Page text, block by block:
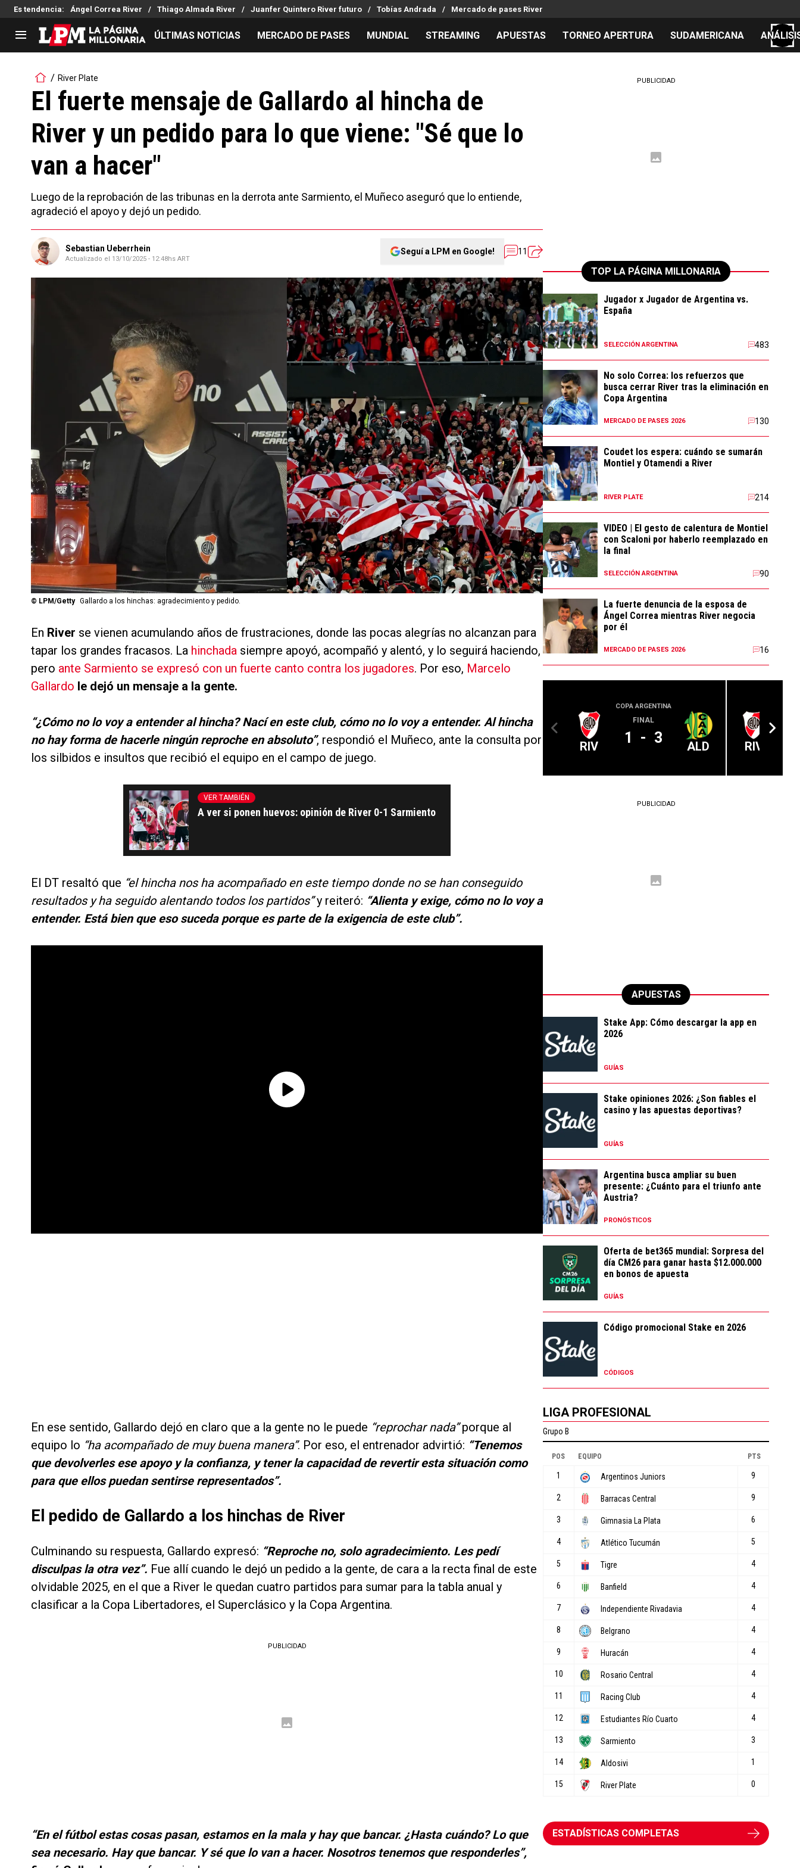
Es tendencia: Ángel Correa River Thiago Almada River Juanfer Quintero River futuro Tobías Andrada Mercado de pases River
LIGA PROFESIONAL
Noticias
Tabla de posiciones
Fixture
Reserva
Copa Sudamericana
Copa Argentina
Selección Argentina
Mercado de Pases
Análisis tácticos
Juanfer Quintero
Chacho Coudet
Streaming
Los goles de River
Códigos
Pronósticos
ÚLTIMAS NOTICIAS MERCADO DE PASES MUNDIAL STREAMING APUESTAS TORNEO APERTURA SUDAMERICANA
River Plate
El fuerte mensaje de Gallardo al hincha de
River y un pedido para lo que viene: "Sé que lo
van a hacer"
Luego de la reprobación de las tribunas en la derrota ante Sarmiento, el Muñeco aseguró que lo entiende,
agradeció el apoyo y dejó un pedido.
Sebastian Ueberrhein
Actualizado el 13/10/2025 - 12:48hs ART
Seguí a LPM en Google! 11
© LPM/Getty Gallardo a los hinchas: agradecimiento y pedido.
En River se vienen acumulando años de frustraciones, donde las pocas alegrías no alcanzan para
tapar los grandes fracasos. La hinchada siempre apoyó, acompañó y alentó, y lo seguirá haciendo,
pero ante Sarmiento se expresó con un fuerte canto contra los jugadores. Por eso, Marcelo
Gallardo le dejó un mensaje a la gente.
“¿Cómo no lo voy a entender al hincha? Nací en este club, cómo no lo voy a entender. Al hincha
no hay forma de hacerle ningún reproche en absoluto”, respondió el Muñeco, ante la consulta por
los silbidos e insultos que recibió el equipo en el campo de juego.
VER TAMBIÉN
A ver si ponen huevos: opinión de River 0-1 Sarmiento
El DT resaltó que “el hincha nos ha acompañado en este tiempo donde no se han conseguido
resultados y ha seguido alentando todos los partidos”y reiteró: “Alienta y exige, cómo no lo voy a
entender. Está bien que eso suceda porque es parte de la exigencia de este club”.
En ese sentido, Gallardo dejó en claro que a la gente no le puede “reprochar nada”porque al
equipo lo “ha acompañado de muy buena manera”. Por eso, el entrenador advirtió: “Tenemos
que devolverles ese apoyo y la confianza, y tener la capacidad de revertir esta situación como
para que ellos puedan sentirse representados”.
El pedido de Gallardo a los hinchas de River
Culminando su respuesta, Gallardo expresó: “Reproche no, solo agradecimiento. Les pedí
disculpas la otra vez”. Fue allí cuando le dejó un pedido a la gente, de cara a la recta final de este
olvidable 2025, en el que a River le quedan cuatro partidos para sumar para la tabla anual y
clasificar a la Copa Libertadores, el Superclásico y la Copa Argentina.
PUBLICIDAD
“En el fútbol estas cosas pasan, estamos en la mala y hay que bancar. ¿Hasta cuándo? Lo que
sea necesario. Hay que bancar. Y sé que lo van a hacer. Nosotros tenemos que responderles”,
PUBLICIDAD
TOP LA PÁGINA MILLONARIA
Jugador x Jugador de Argentina vs.
España
SELECCIÓN ARGENTINA 483
No solo Correa: los refuerzos que
busca cerrar River tras la eliminación en
Copa Argentina
MERCADO DE PASES 2026 130
Coudet los espera: cuándo se sumarán
Montiel y Otamendi a River
RIVER PLATE 214
VIDEO | El gesto de calentura de Montiel
con Scaloni por haberlo reemplazado en
la final
SELECCIÓN ARGENTINA 90
La fuerte denuncia de la esposa de
Ángel Correa mientras River negocia
por él
MERCADO DE PASES 2026 16
COPA ARGENTINA
RIV
FINAL
1 - 3 ALD RIV
PUBLICIDAD
APUESTAS
Stake App: Cómo descargar la app en
2026
GUÍAS
Stake opiniones 2026: ¿Son fiables el
casino y las apuestas deportivas?
GUÍAS
Argentina busca ampliar su buen
presente: ¿Cuánto para el triunfo ante
Austria?
PRONÓSTICOS
Oferta de bet365 mundial: Sorpresa del
día CM26 para ganar hasta $12.000.000
en bonos de apuesta
GUÍAS
Código promocional Stake en 2026
CÓDIGOS
LIGA PROFESIONAL
ESTADÍSTICAS COMPLETAS